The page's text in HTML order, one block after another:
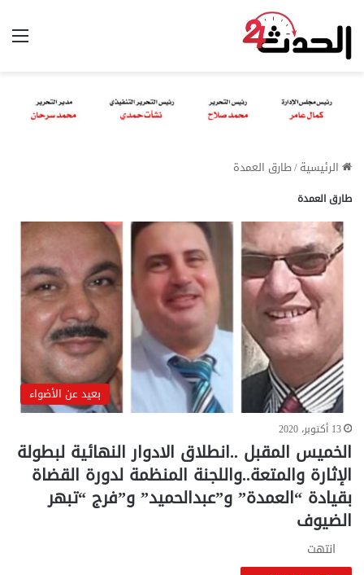
الرئيسية/طارق العمدة
طارق العمدة
بعيد عن الأضواء
13 أكتوبر، 2020
الخميس المقبل ..انطلاق الادوار النهائية لبطولة
الإثارة والمتعة..واللجنة المنظمة لدورة القضاة
بقيادة “العمدة” و”عبدالحميد” و”فرج “تبهر
الضيوف
انتهت